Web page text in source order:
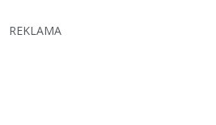
REKLAMA